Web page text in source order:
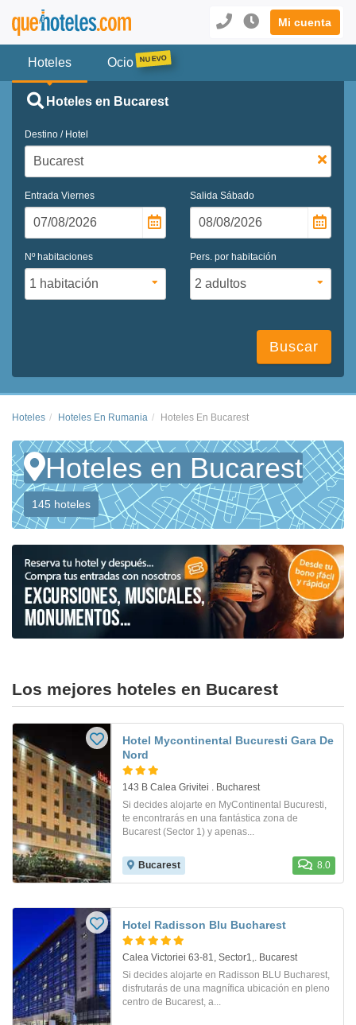
Mi cuenta
Hoteles Ocio
Hoteles en Bucarest
Destino / Hotel
Entrada Viernes Salida Sábado
Nº habitaciones Pers. por habitación
Buscar
Hoteles Hoteles En Rumania Hoteles En Bucarest
Hoteles en Bucarest
145 hoteles
Los mejores hoteles en Bucarest
Hotel Mycontinental Bucuresti Gara De
Nord
143 B Calea Grivitei . Bucharest
Si decides alojarte en MyContinental Bucuresti,
te encontrarás en una fantástica zona de
Bucarest (Sector 1) y apenas...
Bucarest 8.0
Hotel Radisson Blu Bucharest
Calea Victoriei 63-81, Sector1,. Bucarest
Si decides alojarte en Radisson BLU Bucharest,
disfrutarás de una magnífica ubicación en pleno
centro de Bucarest, a...